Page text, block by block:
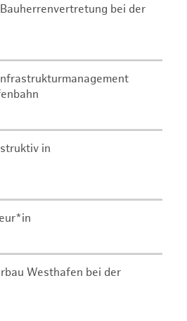
bei der
in
Westhafen bei der